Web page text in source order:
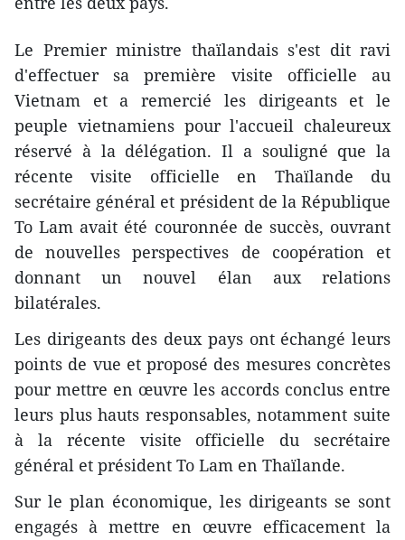
Le Premier ministre thaïlandais s'est dit ravi
d'effectuer sa première visite officielle au
Vietnam et a remercié les dirigeants et le
peuple vietnamiens pour l'accueil chaleureux
réservé à la délégation. Il a souligné que la
récente visite officielle en Thaïlande du
secrétaire général et président de la République
To Lam avait été couronnée de succès, ouvrant
de nouvelles perspectives de coopération et
donnant un nouvel élan aux relations
bilatérales.
Les dirigeants des deux pays ont échangé leurs
points de vue et proposé des mesures concrètes
pour mettre en œuvre les accords conclus entre
leurs plus hauts responsables, notamment suite
à la récente visite officielle du secrétaire
général et président To Lam en Thaïlande.
Sur le plan économique, les dirigeants se sont
engagés à mettre en œuvre efficacement la